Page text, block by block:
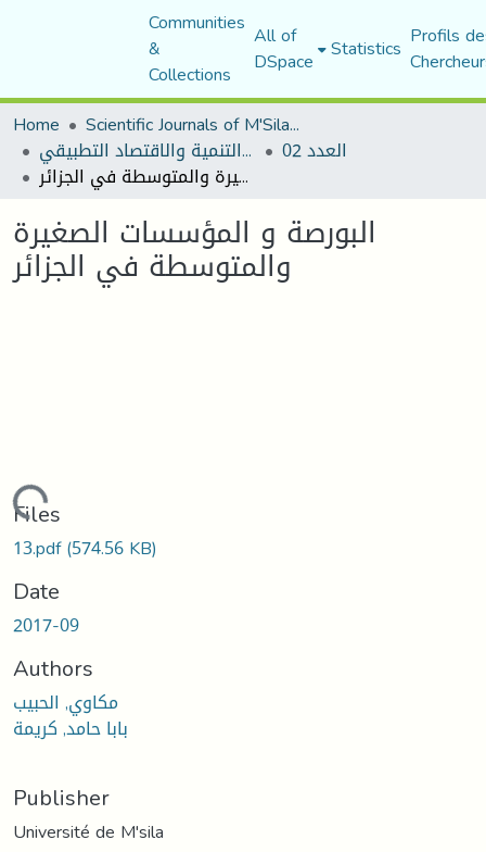
Communities
&
Collections
All of
DSpace Statistics Profils
Home
Scientific Journals of M'Sila University
مجلة التنمية والاقتصاد التطبيقي العدد 02
البورصة و المؤسسات الصغيرة والمتوسطة في الجزائر
البورصة و المؤسسات الصغيرة
والمتوسطة في الجزائر
Files
13.pdf(574.56 KB)
Date
2017-09
Authors
مكاوي, الحبيب
بابا حامد, كريمة
Publisher
Université de M'sila